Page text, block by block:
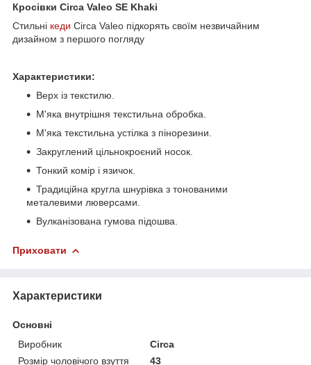
Кросівки Circa Valeo SE Khaki
Стильні кеди Circa Valeo підкорять своїм незвичайним
дизайном з першого погляду
Характеристики:
Верх із текстилю.
М'яка внутрішня текстильна обробка.
М'яка текстильна устілка з пінорезини.
Закруглений цільнокроєний носок.
Тонкий комір і язичок.
Традиційна кругла шнурівка з тонованими
металевими люверсами.
Вулканізована гумова підошва.
Приховати
Характеристики
Основні
Виробник
Circa
Розмір чоловічого взуття
43